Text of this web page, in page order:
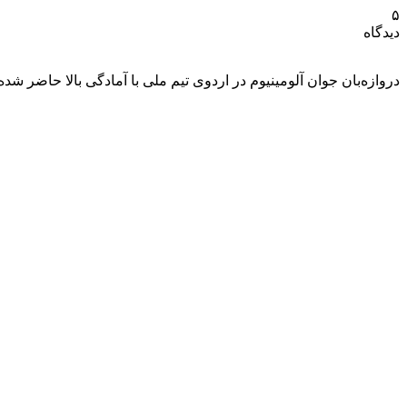
۵
دیدگاه
دروازه‌بان جوان آلومینیوم در اردوی تیم ملی با آمادگی بالا حاضر